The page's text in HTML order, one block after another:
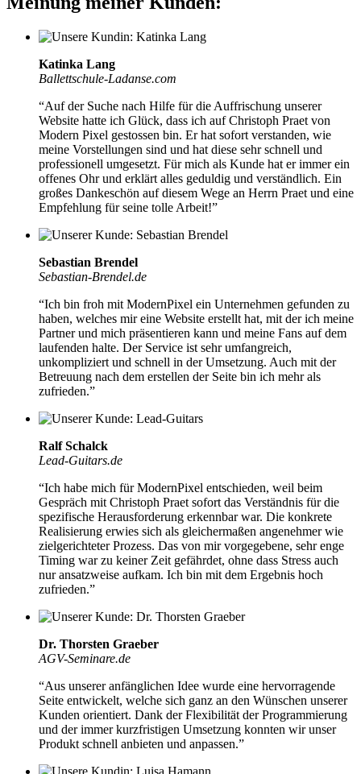
Katinka Lang
Ballettschule-Ladanse.com
“Auf der Suche nach Hilfe für die Auffrischung unserer
Website hatte ich Glück, dass ich auf Christoph Praet von
Modern Pixel gestossen bin. Er hat sofort verstanden, wie
meine Vorstellungen sind und hat diese sehr schnell und
professionell umgesetzt. Für mich als Kunde hat er immer ein
offenes Ohr und erklärt alles geduldig und verständlich. Ein
großes Dankeschön auf diesem Wege an Herrn Praet und eine
Empfehlung für seine tolle Arbeit!”
Sebastian Brendel
Sebastian-Brendel.de
“Ich bin froh mit ModernPixel ein Unternehmen gefunden zu
haben, welches mir eine Website erstellt hat, mit der ich meine
Partner und mich präsentieren kann und meine Fans auf dem
laufenden halte. Der Service ist sehr umfangreich,
unkompliziert und schnell in der Umsetzung. Auch mit der
Betreuung nach dem erstellen der Seite bin ich mehr als
zufrieden.”
Ralf Schalck
Lead-Guitars.de
“Ich habe mich für ModernPixel entschieden, weil beim
Gespräch mit Christoph Praet sofort das Verständnis für die
spezifische Herausforderung erkennbar war. Die konkrete
Realisierung erwies sich als gleichermaßen angenehmer wie
zielgerichteter Prozess. Das von mir vorgegebene, sehr enge
Timing war zu keiner Zeit gefährdet, ohne dass Stress auch
nur ansatzweise aufkam. Ich bin mit dem Ergebnis hoch
zufrieden.”
Dr. Thorsten Graeber
AGV-Seminare.de
“Aus unserer anfänglichen Idee wurde eine hervorragende
Seite entwickelt, welche sich ganz an den Wünschen unserer
Kunden orientiert. Dank der Flexibilität der Programmierung
und der immer kurzfristigen Umsetzung konnten wir unser
Produkt schnell anbieten und anpassen.”